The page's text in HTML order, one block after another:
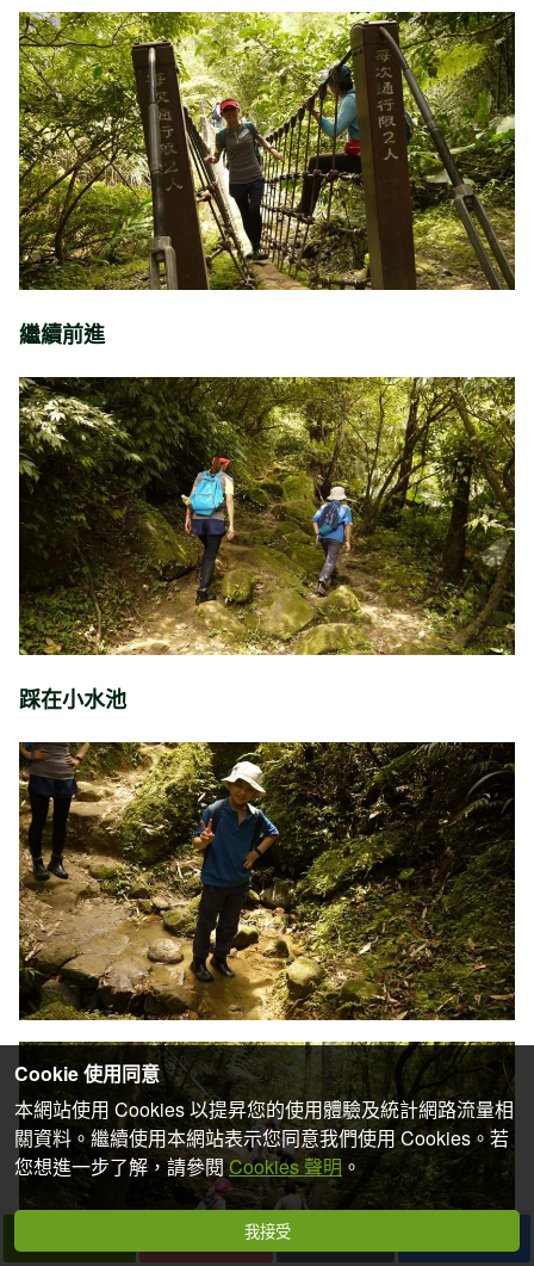
繼續前進
踩在小水池
Cookie 使用同意
本網站使用 Cookies 以提昇您的使用體驗及統計網路流量相
關資料。繼續使用本網站表示您同意我們使用 Cookies。若
您想進一步了解，請參閱Cookies 聲明 。
我接受